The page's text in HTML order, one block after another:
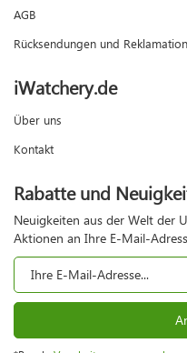
AGB
Rücksendungen und
iWatchery.de
Über uns
Kontakt
Rabatte und
Neuigkeiten aus der Welt der
Aktionen an Ihre E-Mail-